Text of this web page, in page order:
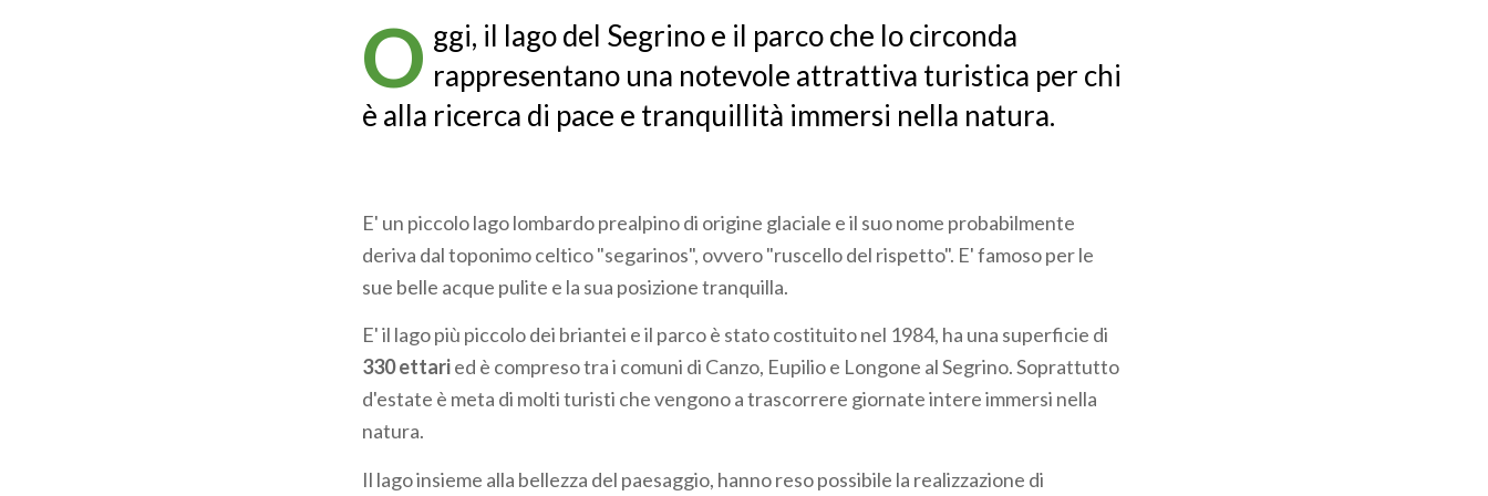
O ggi, il lago del Segrino e il parco che lo circonda
rappresentano una notevole attrattiva turistica per chi
è alla ricerca di pace e tranquillità immersi nella natura.
E' un piccolo lago lombardo prealpino di origine glaciale e il suo nome probabilmente
deriva dal toponimo celtico "segarinos", ovvero "ruscello del rispetto". E' famoso per le
sue belle acque pulite e la sua posizione tranquilla.
E' il lago più piccolo dei briantei e il parco è stato costituito nel 1984, ha una superficie di
330 ettaried è compreso tra i comuni di Canzo, Eupilio e Longone al Segrino. Soprattutto
d'estate è meta di molti turisti che vengono a trascorrere giornate intere immersi nella
natura.
Il lago insieme alla bellezza del paesaggio, hanno reso possibile la realizzazione di